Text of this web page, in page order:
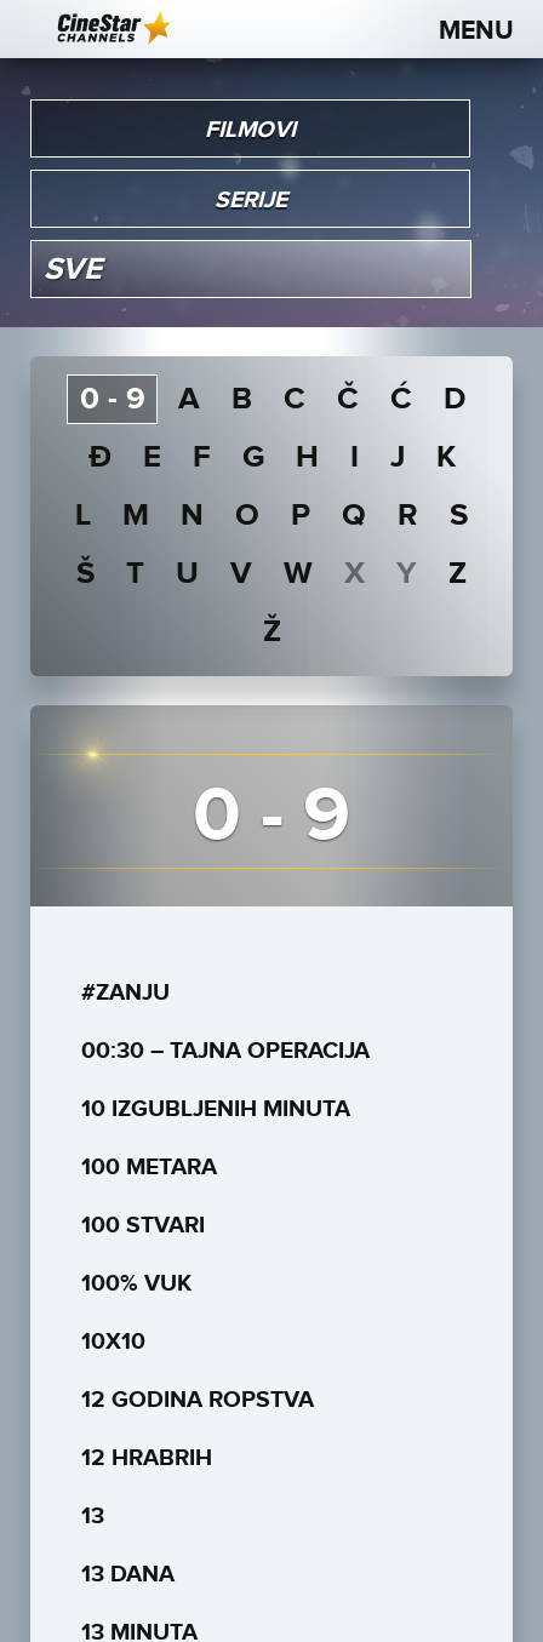
0 - 9 A B C Č Ć
D
Đ
E F G H I J
K
L
M N O P Q R
S
Š
T U V W X Y
Z
Ž
0 - 9
#ZANJU
00:30 – TAJNA OPERACIJA
10 IZGUBLJENIH MINUTA
100 METARA
100 STVARI
100% VUK
10X10
12 GODINA ROPSTVA
12 HRABRIH
13
13 DANA
13 MINUTA